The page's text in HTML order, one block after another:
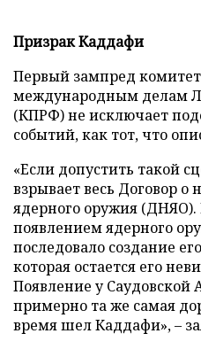
Призрак Каддафи
Первый зампред
международным делам
(КПРФ) не исключает
событий, как тот, что
«Если допустить такой
взрывает весь Договор о
ядерного оружия (ДНЯО).
появлением ядерного
последовало создание
которая остается его
Появление у Саудовской
примерно та же самая
время шел Каддафи», –